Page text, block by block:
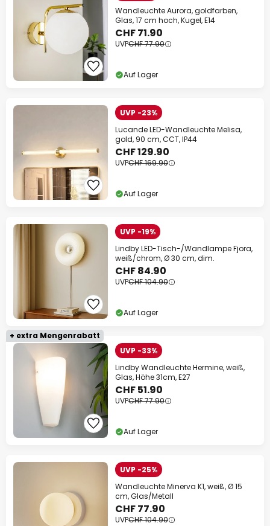
Wandleuchte Aurora, goldfarben,
Glas, 17 cm hoch, Kugel, E14
CHF 71.90
UVPCHF 77.90
Auf Lager
UVP -23%
Lucande LED-Wandleuchte Melisa,
gold, 90 cm, CCT, IP44
CHF 129.90
UVPCHF 169.90
Auf Lager
UVP -19%
Lindby LED-Tisch-/Wandlampe Fjora,
weiß/chrom, Ø 30 cm, dim.
CHF 84.90
UVPCHF 104.90
Auf Lager
+ extra Mengenrabatt
UVP -33%
Lindby Wandleuchte Hermine, weiß,
Glas, Höhe 31cm, E27
CHF 51.90
UVPCHF 77.90
Auf Lager
UVP -25%
Wandleuchte Minerva K1, weiß, Ø 15
cm, Glas/Metall
CHF 77.90
UVPCHF 104.90